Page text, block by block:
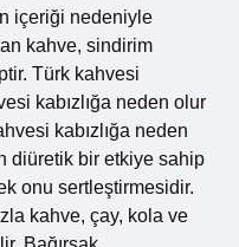
içeriği nedeniyle
kahve, sindirim
Türk kahvesi
kabızlığa neden olur
kabızlığa neden
diüretik bir etkiye sahip
onu sertleştirmesidir.
kahve, çay, kola ve